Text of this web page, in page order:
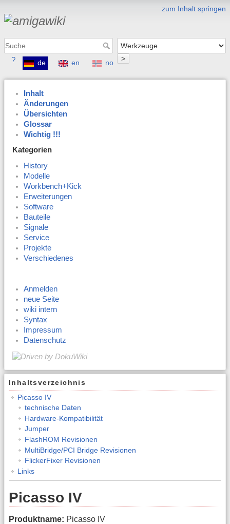
zum Inhalt springen
>
? de en no
Inhalt
Änderungen
Übersichten
Glossar
Wichtig !!!
Kategorien
History
Modelle
Workbench+Kick
Erweiterungen
Software
Bauteile
Signale
Service
Projekte
Verschiedenes
Anmelden
neue Seite
wiki intern
Syntax
Impressum
Datenschutz
Inhaltsverzeichnis
Picasso IV
technische Daten
Hardware-Kompatibilität
Jumper
FlashROM Revisionen
MultiBridge/PCI Bridge Revisionen
FlickerFixer Revisionen
Links
Picasso IV
Produktname: Picasso IV